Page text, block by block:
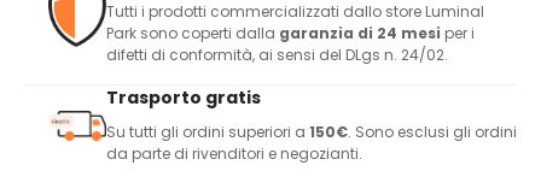
Tutti i prodotti commercializzati dallo store Luminal
Park sono coperti dalla garanzia di 24 mesi per i
difetti di conformità, ai sensi del DLgs n. 24/02.
Trasporto gratis
Su tutti gli ordini superiori a 150€. Sono esclusi gli ordini
da parte di rivenditori e negozianti.